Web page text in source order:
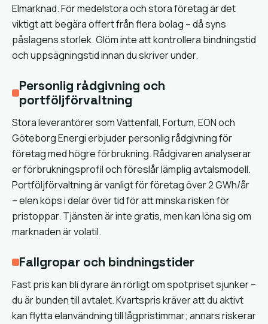
Elmarknad. För medelstora och stora företag är det
viktigt att begära offert från flera bolag – då syns
påslagens storlek. Glöm inte att kontrollera bindningstid
och uppsägningstid innan du skriver under.
Personlig rådgivning och
portföljförvaltning
Stora leverantörer som Vattenfall, Fortum, EON och
Göteborg Energi erbjuder personlig rådgivning för
företag med högre förbrukning. Rådgivaren analyserar
er förbrukningsprofil och föreslår lämplig avtalsmodell.
Portföljförvaltning är vanligt för företag över 2 GWh/år
– elen köps i delar över tid för att minska risken för
pristoppar. Tjänsten är inte gratis, men kan löna sig om
marknaden är volatil.
Fallgropar och bindningstider
Fast pris kan bli dyrare än rörligt om spotpriset sjunker –
du är bunden till avtalet. Kvartspris kräver att du aktivt
kan flytta elanvändning till lågpristimmar; annars riskerar